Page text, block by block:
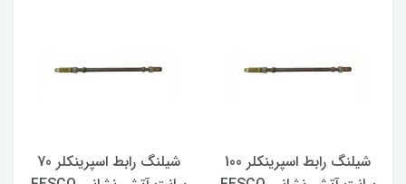
شیلنگ رابط اسپرینکلر 100
شیلنگ رابط اسپرینکلر 70